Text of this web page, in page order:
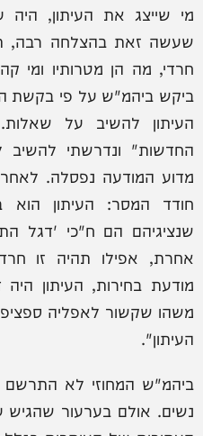
מי שייצג את העיתון,
שעשה זאת בהצלחה רבה,
חרדי, מה הן מטרותיו ומי
ביקש ביהמ"ש על פי בקשת
העיתון להשיב על
החדשות" ונדרשתי להשיב
מדוע המודעה נפסלה.
חודד המסר: העיתון הוא
שנציגיהם הם ח"כי 'דגל
אחרת, אפילו תהיה זו
מודעת בחירות, העיתון
משהו שקשור לאפליה
העיתון".
ביהמ"ש המחוזי לא התרשם
נשים. אולם בערעור שהגיש